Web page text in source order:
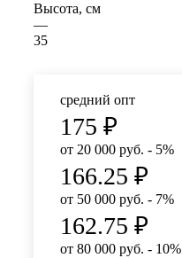
Высота, см
—
35
средний опт
175 ₽
от 20 000 руб. - 5%
166.25 ₽
от 50 000 руб. - 7%
162.75 ₽
от 80 000 руб. - 10%